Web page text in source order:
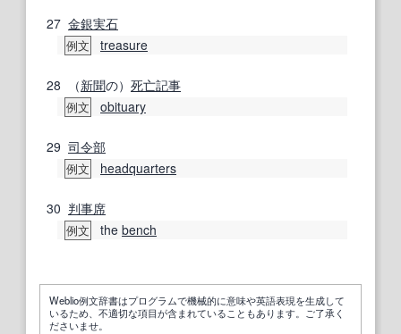
27 金銀実石
例文 treasure
28 （新聞の） 死亡記事
例文 obituary
29 司令部
例文 headquarters
30 判事席
例文 the bench
Weblio例文辞書はプログラムで機械的に意味や英語表現を生成して
いるため、不適切な項目が含まれていることもあります。ご了承く
ださいませ。